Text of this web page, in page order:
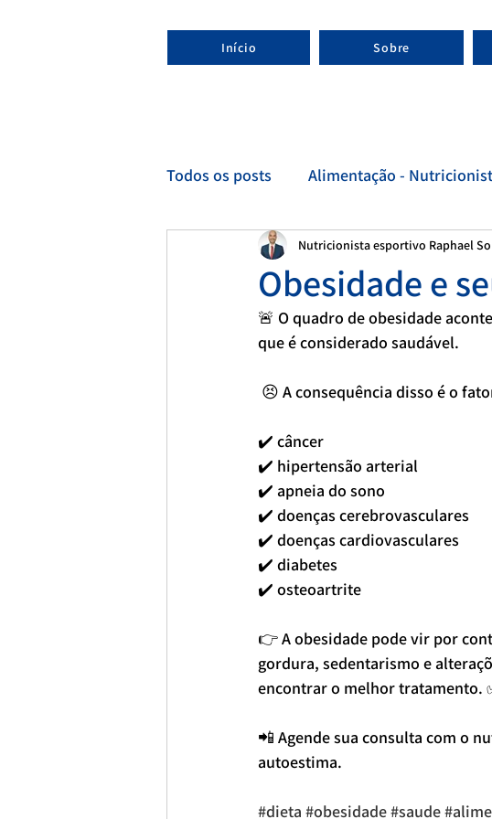
Início Sobre
Todos os posts Alimentação -
Esporte - Nutricionista esportivo
Obesidade e
Nutricionista esportivo Raphael
🚨 O quadro de obesidade
que é considerado saudável.
😣 A consequência disso é o
✔️ câncer
✔️ hipertensão arterial
✔️ apneia do sono
✔️ doenças cerebrovasculares
✔️ doenças cardiovasculares
✔️ diabetes
✔️ osteoartrite
👉 A obesidade pode vir por
gordura, sedentarismo e
encontrar o melhor tratamento.
📲 Agende sua consulta com o
autoestima.
#dieta #obesidade#saude